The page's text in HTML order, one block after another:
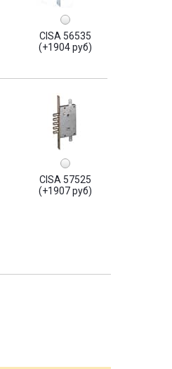
CISA 56535
(+1904 руб)
CISA 57525
(+1907 руб)